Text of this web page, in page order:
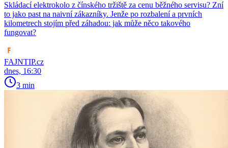
Skládací elektrokolo z čínského tržiště za cenu běžného servisu? Zní
to jako past na naivní zákazníky. Jenže po rozbalení a prvních
kilometrech stojím před záhadou: jak může něco takového
fungovat?
FAJNTIP.cz
dnes, 16:30
3 min